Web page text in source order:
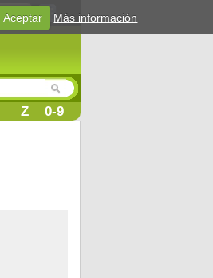
Login
Z 0-9
Aceptar Más información